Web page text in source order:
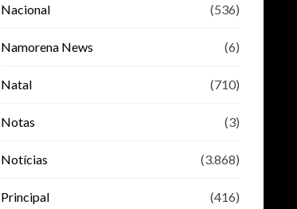
Nacional (536)
Namorena News (6)
Natal (710)
Notas (3)
Notícias (3.868)
Principal (416)